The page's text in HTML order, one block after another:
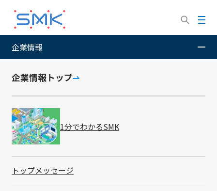
企業情報
企業情報トップ
1分でわかるSMK
トップメッセージ
SMK株式会社
サステナビリティ
トップメッセージ
SMKは、お客様や社会の課題を解決